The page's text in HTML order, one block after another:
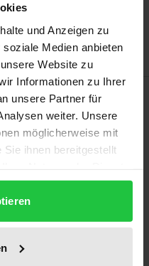
und Anzeigen zu
Medien anbieten
Website zu
Informationen zu Ihrer
unsere Partner für
weiter. Unsere
möglicherweise mit
ihnen bereitgestellt
Problem in Europa,
der Opfer notwendig
für
erst in jüngerer
in seiner
für den